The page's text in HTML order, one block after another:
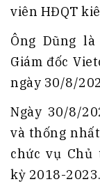
viên HĐQT
Ông Dũng
Giám đốc
ngày 30/8/
Ngày 30/8/
và thống
chức vụ Chủ
kỳ 2018-2023.